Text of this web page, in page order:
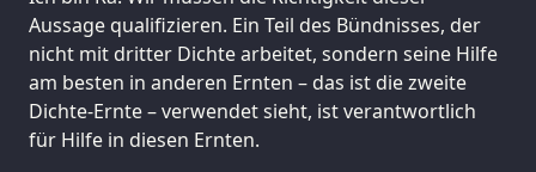
Aussage qualifizieren. Ein Teil des Bündnisses, der
nicht mit dritter Dichte arbeitet, sondern seine Hilfe
am besten in anderen Ernten – das ist die zweite
Dichte-Ernte – verwendet sieht, ist verantwortlich
für Hilfe in diesen Ernten.